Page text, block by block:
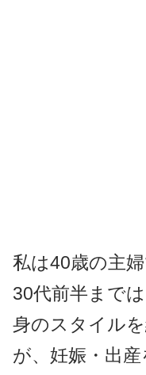
私は40歳の主婦
30代前半まで
身のスタイル
が、妊娠・出